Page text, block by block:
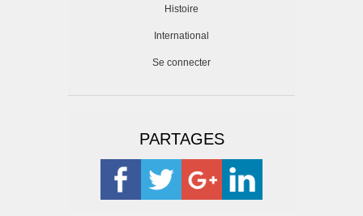
Histoire
International
Se connecter
PARTAGES